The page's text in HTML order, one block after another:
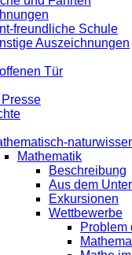
freundliche Schule
Auszeichnungen
Tür
Mathematik
Beschreibung
Aus dem
Exkursionen
Wettbewerbe
Problem